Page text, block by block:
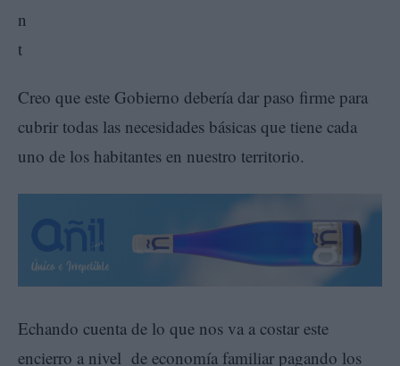
Creo que este Gobierno debería dar paso firme para
cubrir todas las necesidades básicas que tiene cada
uno de los habitantes en nuestro territorio.
Echando cuenta de lo que nos va a costar este
encierro a nivel de economía familiar pagando los